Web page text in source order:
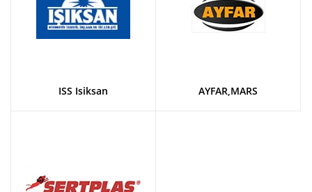
ISS Isiksan AYFAR,MARS